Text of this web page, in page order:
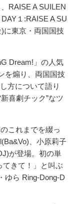
RAISE A SUILEN
１:RAISE A SU
に東京・両国国技
Dream!」の人気
を煽り、両国国技
方について語り
喜劇チック”なツ
これまでを綴っ
、小原莉子
が登場。初の単
てきて！」と叫ぶ
ゆら Ring-Dong-D